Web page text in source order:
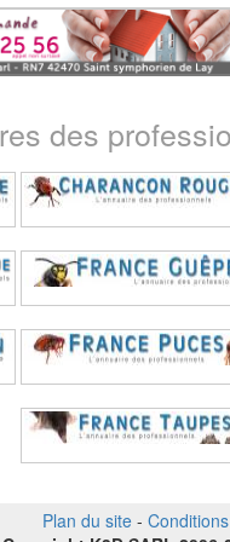
des
Plan du site -